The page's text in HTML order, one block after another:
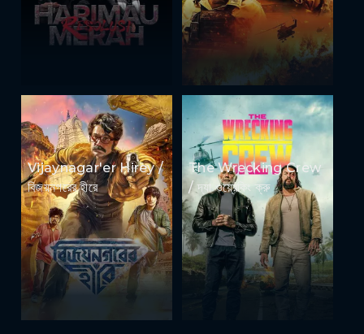
Vijaynagar'er Hirey /
বিজয়নগরের হীরে
The Wrecking Crew
/ দ্যা ওয়্রেকিং ক্রু